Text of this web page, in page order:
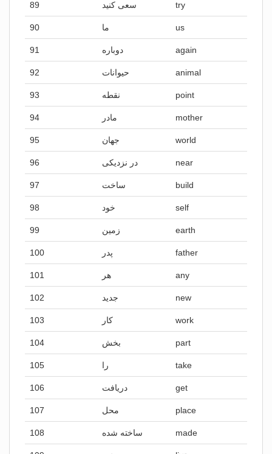
89 سعی کنید try
90 ما us
91 دوباره again
92 حیوانات animal
93 نقطه point
94 مادر mother
95 جهان world
96 در نزدیکی near
97 ساخت build
98 خود self
99 زمین earth
100 پدر father
101 هر any
102 جدید new
103 کار work
104 بخش part
105 را take
106 دریافت get
107 محل place
108 ساخته شده made